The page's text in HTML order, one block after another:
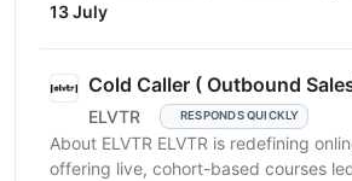
high-impact solutions that fuel
13 July
Cold Caller ( Outbound
ELVTR RESPONDS QUICKLY
About ELVTR ELVTR is redefining
offering live, cohort-based courses